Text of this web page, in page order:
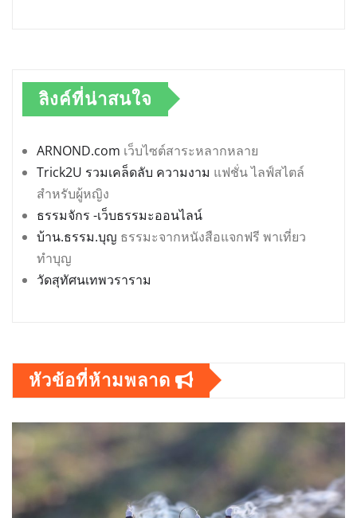
ลิงค์ที่น่าสนใจ
ARNOND.com เว็บไซต์สาระหลากหลาย
Trick2U รวมเคล็ดลับ ความงาม แฟชั่น ไลฟ์สไตล์
สำหรับผู้หญิง
ธรรมจักร -เว็บธรรมะออนไลน์
บ้าน.ธรรม.บุญ ธรรมะจากหนังสือแจกฟรี พาเที่ยว
ทำบุญ
วัดสุทัศนเทพวราราม
หัวข้อที่ห้ามพลาด